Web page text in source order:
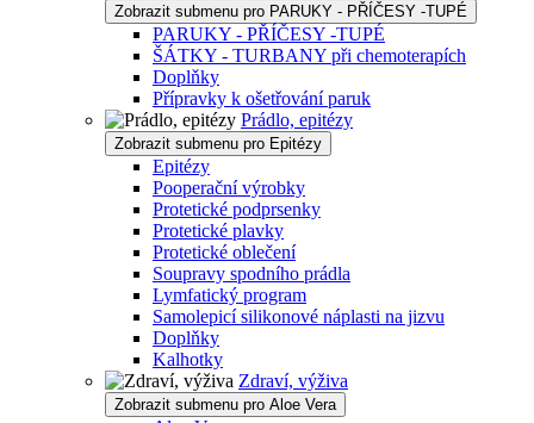
Zobrazit submenu pro PARUKY - PŘÍČESY -TUPÉ
PARUKY - PŘÍČESY -TUPÉ
ŠÁTKY - TURBANY při chemoterapích
Doplňky
Přípravky k ošetřování paruk
Prádlo, epitézy
Zobrazit submenu pro Epitézy
Epitézy
Pooperační výrobky
Protetické podprsenky
Protetické plavky
Protetické oblečení
Soupravy spodního prádla
Lymfatický program
Samolepicí silikonové náplasti na jizvu
Doplňky
Kalhotky
Zdraví, výživa
Zobrazit submenu pro Aloe Vera